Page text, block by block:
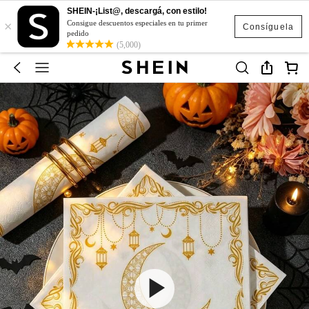
Consíguela
×
SHEIN-¡List@, descargá, con estilo!
Consigue descuentos especiales en tu primer
pedido
(5,000)